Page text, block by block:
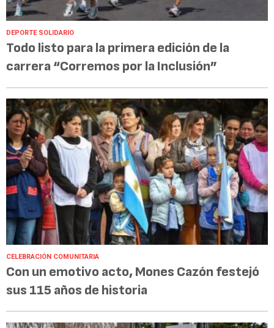
DEPORTE SOLIDARIO
Todo listo para la primera edición de la
carrera “Corremos por la Inclusión”
CELEBRACIÓN COMUNITARIA
Con un emotivo acto, Mones Cazón festejó
sus 115 años de historia